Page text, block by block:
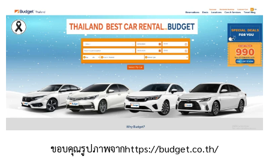
ขอบคุณรูปภาพจากhttps://budget.co.th/